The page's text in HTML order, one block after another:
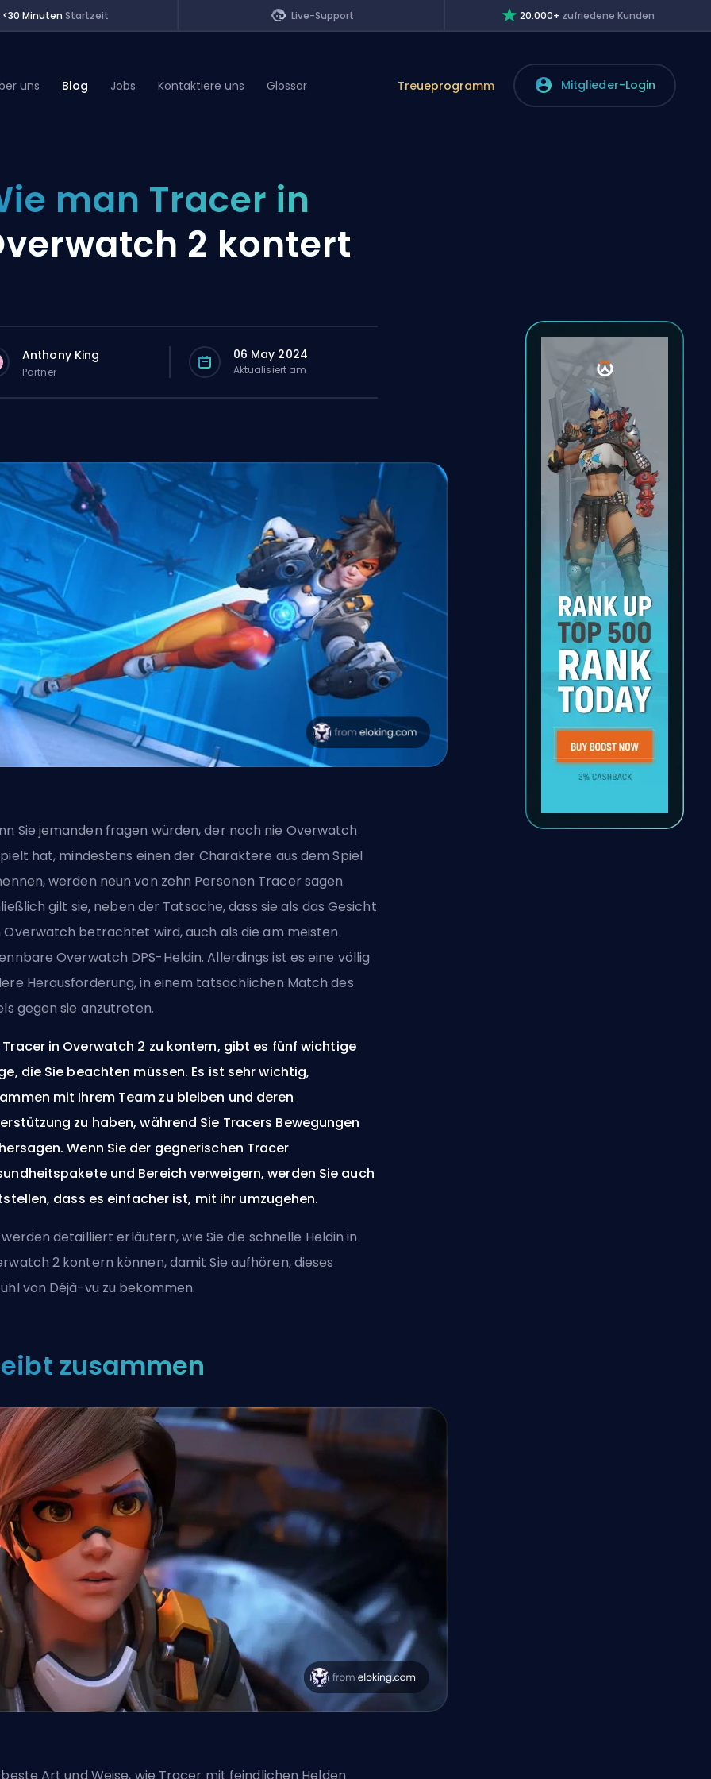
<30 Minuten Startzeit Live-Support 20.000+ zufriedene Kunden
uns Blog Jobs Kontaktiere uns Glossar Treueprogramm Mitglieder-Login
man Tracer in
2 kontert
Anthony King
Partner
06 May 2024
Aktualisiert am
Sie jemanden fragen würden, der noch nie Overwatch
hat, mindestens einen der Charaktere aus dem Spiel
werden neun von zehn Personen Tracer sagen.
gilt sie, neben der Tatsache, dass sie als das Gesicht
Overwatch betrachtet wird, auch als die am meisten
Overwatch DPS-Heldin. Allerdings ist es eine völlig
Herausforderung, in einem tatsächlichen Match des
gegen sie anzutreten.
Tracer in Overwatch 2 zu kontern, gibt es fünf wichtige
die Sie beachten müssen. Es ist sehr wichtig,
mit Ihrem Team zu bleiben und deren
zu haben, während Sie Tracers Bewegungen
Wenn Sie der gegnerischen Tracer
und Bereich verweigern, werden Sie auch
dass es einfacher ist, mit ihr umzugehen.
detailliert erläutern, wie Sie die schnelle Heldin in
2 kontern können, damit Sie aufhören, dieses
von Déjà-vu zu bekommen.
zusammen